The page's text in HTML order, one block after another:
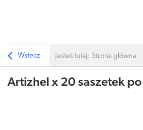
Wstecz Jesteś tutaj: Strona główna
Artizhel x 20 saszetek